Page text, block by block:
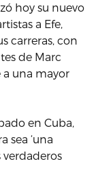
hoy su nuevo
a Efe,
carreras, con
de Marc
a una mayor
en Cuba,
sea ‘una
verdaderos